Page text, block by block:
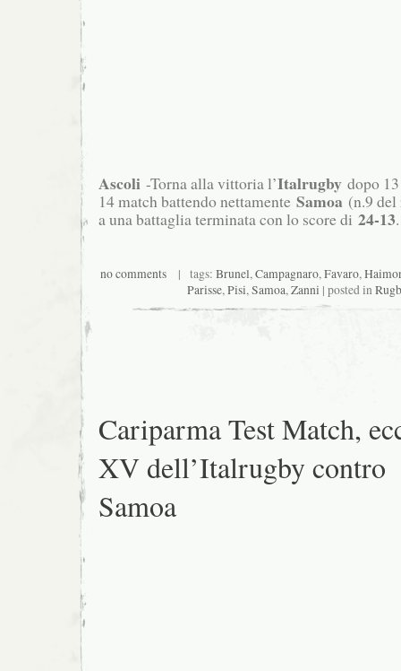
Ascoli -Torna alla vittoria l’Italrugby dopo
14 match battendo nettamente Samoa (n.9
a una battaglia terminata con lo score di 24-13
no comments| tags: Brunel,Campagnaro,Favaro,
Parisse,Pisi,Samoa,Zanni | posted in
Cariparma Test Match,
XV dell’Italrugby contro
Samoa